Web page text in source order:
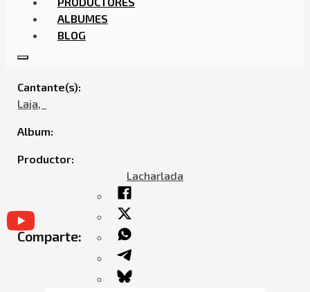
ALBUMES
BLOG
Cantante(s):
Laja,ㅤㅤ
Album:
Productor:
Lacharlada
Comparte: